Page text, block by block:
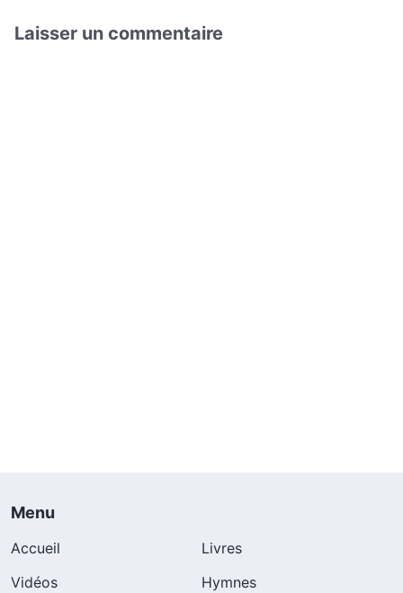
Laisser un commentaire
Menu
Accueil
Livres
Vidéos
Hymnes